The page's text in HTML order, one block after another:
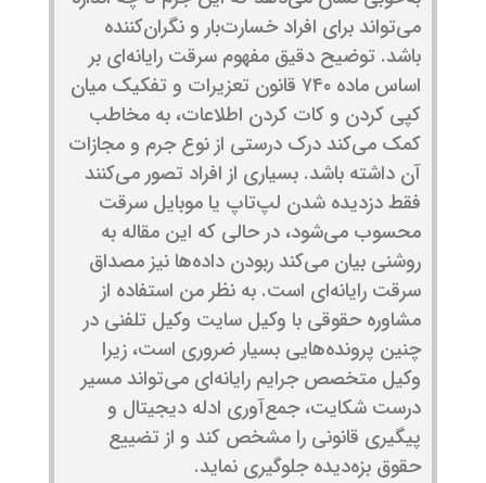
می‌تواند برای افراد خسارت‌بار و نگران‌کننده
باشد. توضیح دقیق مفهوم سرقت رایانه‌ای بر
اساس ماده ۷۴۰ قانون تعزیرات و تفکیک میان
کپی کردن و کات کردن اطلاعات، به مخاطب
کمک می‌کند درک درستی از نوع جرم و مجازات
آن داشته باشد. بسیاری از افراد تصور می‌کنند
فقط دزدیده شدن لپ‌تاپ یا موبایل سرقت
محسوب می‌شود، در حالی که این مقاله به
روشنی بیان می‌کند ربودن داده‌ها نیز مصداق
سرقت رایانه‌ای است. به نظر من استفاده از
مشاوره حقوقی با وکیل سایت وکیل تلفنی در
چنین پرونده‌هایی بسیار ضروری است، زیرا
وکیل متخصص جرایم رایانه‌ای می‌تواند مسیر
درست شکایت، جمع‌آوری ادله دیجیتال و
پیگیری قانونی را مشخص کند و از تضییع
حقوق بزه‌دیده جلوگیری نماید.